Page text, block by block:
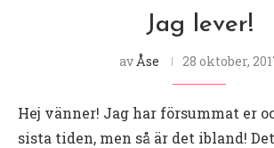
Jag lever!
av Åse 28 oktober,
Hej vänner! Jag har försummat er
sista tiden, men så är det ibland!